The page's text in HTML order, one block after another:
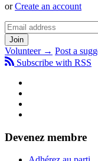
orCreate an account
Volunteer → Post a
Subscribe with RSS
Devenez membre